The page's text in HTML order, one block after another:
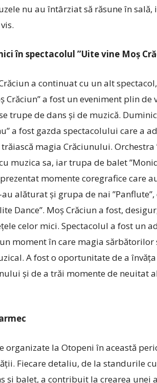
nu au întârziat să răsune în sală,
în spectacolul ”Uite vine Moș
a continuat cu un alt
Crăciun” a fost un eveniment plin de
trupe de dans și de muzică.
a fost gazda spectacolului care a
magia Crăciunului. Orchestra
muzica sa, iar trupa de balet
momente coregrafice care
alăturat și grupa de nai ”Panflute”,
Dance”. Moș Crăciun a fost,
celor mici. Spectacolul a fost un
moment în care magia sărbătorilor
A fost o oportunitate de a
și de a trăi momente de neuitat
organizate la Otopeni în această
Fiecare detaliu, de la stan­­­­durile
și balet, a contribuit la crearea unei